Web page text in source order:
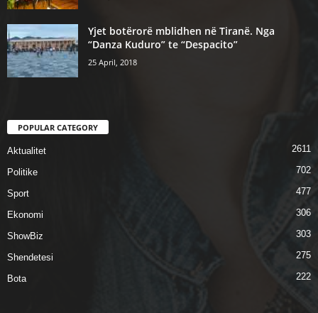
Yjet botërorë mblidhen në Tiranë. Nga
“Danza Kuduro” te “Despacito”
25 April, 2018
POPULAR CATEGORY
Aktualitet 2611
Politike 702
Sport 477
Ekonomi 306
ShowBiz 303
Shendetesi 275
Bota 222